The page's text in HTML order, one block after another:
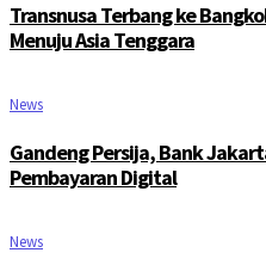
Transnusa Terbang ke
Menuju Asia Tenggara
News
Gandeng Persija, Bank
Pembayaran Digital
News